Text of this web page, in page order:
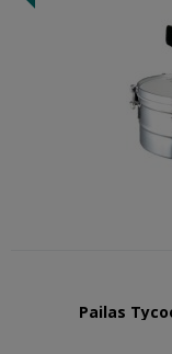
Pailas